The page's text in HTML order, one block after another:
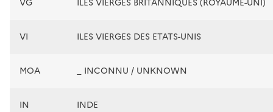
VI ILES VIERGES DES ETATS-UNIS
MOA _ INCONNU / UNKNOWN
IN INDE